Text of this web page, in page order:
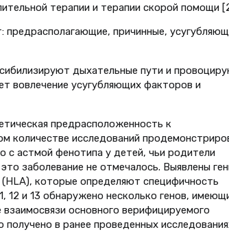
терапии и терапии скорой помощи
причинные,
дыхательные пути и
вовлечение усугубляющих факторов и
предрасположенность к
количестве исследований
с астмой фенотипа у детей, чьи родители
заболевание не отмечалось. Выявлены
которые определяют специфичность
12 и 13 обнаружено несколько генов,
основного верифицируемого
в ранее проведенных